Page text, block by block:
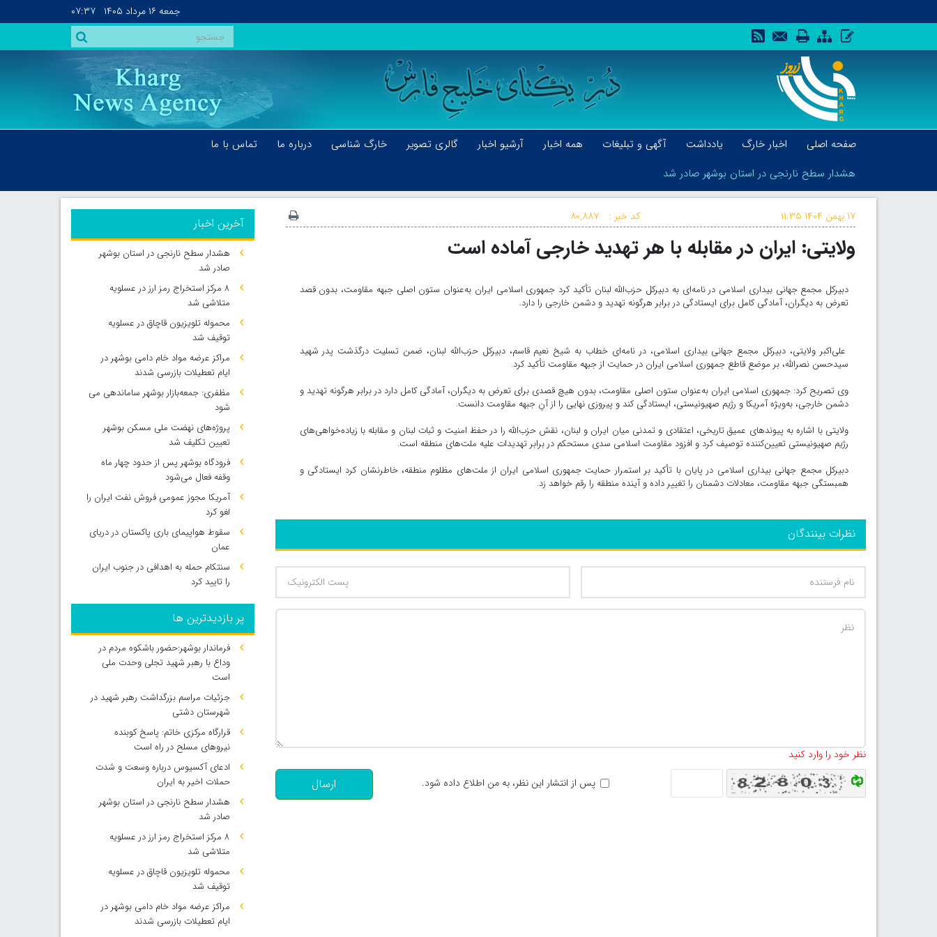
جمعه ۱۶ مرداد ۱۴۰۵ ۰۷:۳۷
صفحه اصلی اخبار خارگ یادداشت آگهی و تبلیغات همه اخبار آرشیو اخبار گالری تصویر خارگ شناسی درباره ما
تماس با ما
هشدار سطح نارنجی در استان بوشهر صادر شد
هشدار سطح نارنجی در استان بوشهر صادر شد
کد خبر : ۸۰,۸۸۷ ۱۷ بهمن ۱۴۰۴ ۱۱:۳۵
ولایتی: ایران در مقابله با هر تهدید خارجی آماده است
دبیرکل مجمع جهانی بیداری اسلامی در نامه‌ای به دبیرکل حزب‌الله لبنان تأکید کرد جمهوری اسلامی ایران به‌عنوان ستون اصلی جبهه مقاومت، بدون قصد
تعرض به دیگران، آمادگی کامل برای ایستادگی در برابر هرگونه تهدید و دشمن خارجی را دارد.
علی‌اکبر ولایتی، دبیرکل مجمع جهانی بیداری اسلامی، در نامه‌ای خطاب به شیخ نعیم قاسم، دبیرکل حزب‌الله لبنان، ضمن تسلیت درگذشت پدر شهید
سیدحسن نصرالله، بر موضع قاطع جمهوری اسلامی ایران در حمایت از جبهه مقاومت تأکید کرد.
وی تصریح کرد: جمهوری اسلامی ایران به‌عنوان ستون اصلی مقاومت، بدون هیچ قصدی برای تعرض به دیگران، آمادگی کامل دارد در برابر هرگونه تهدید و
دشمن خارجی، به‌ویژه آمریکا و رژیم صهیونیستی، ایستادگی کند و پیروزی نهایی را از آنِ جبهه مقاومت دانست.
ولایتی با اشاره به پیوندهای عمیق تاریخی، اعتقادی و تمدنی میان ایران و لبنان، نقش حزب‌الله را در حفظ امنیت و ثبات لبنان و مقابله با زیاده‌خواهی‌های
رژیم صهیونیستی تعیین‌کننده توصیف کرد و افزود مقاومت اسلامی سدی مستحکم در برابر تهدیدات علیه ملت‌های منطقه است.
دبیرکل مجمع جهانی بیداری اسلامی در پایان با تأکید بر استمرار حمایت جمهوری اسلامی ایران از ملت‌های مظلوم منطقه، خاطرنشان کرد ایستادگی و
همبستگی جبهه مقاومت، معادلات دشمنان را تغییر داده و آینده منطقه را رقم خواهد زد.
نظرات بینندگان
نظر خود را وارد کنید
پس از انتشار این نظر، به من اطلاع داده شود.
ارسال
آخرین اخبار
هشدار سطح نارنجی در استان بوشهر
صادر شد
۸ مرکز استخراج رمز ارز در عسلویه
متلاشی شد
محموله تلویزیون قاچاق در عسلویه
توقیف شد
مراکز عرضه مواد خام دامی بوشهر در
ایام تعطیلات بازرسی شدند
مظفری: جمعه‌بازار بوشهر ساماندهی می‌
شود
پروژه‌های نهضت ملی مسکن بوشهر
تعیین تکلیف شد
فرودگاه بوشهر پس از حدود چهار ماه
وقفه فعال می‌شود
آمریکا مجوز عمومی فروش نفت ایران را
لغو کرد
سقوط هواپیمای باری پاکستان در دریای
عمان
سنتکام حمله به اهدافی در جنوب ایران
را تایید کرد
پر بازدیدترین ها
فرماندار بوشهر:حضور باشکوه مردم در
وداع با رهبر شهید تجلی وحدت ملی
است
جزئیات مراسم بزرگداشت رهبر شهید در
شهرستان دشتی
قرارگاه مرکزی خاتم: پاسخ کوبنده
نیروهای مسلح در راه است
ادعای آکسیوس درباره وسعت و شدت
حملات اخیر به ایران
هشدار سطح نارنجی در استان بوشهر
صادر شد
۸ مرکز استخراج رمز ارز در عسلویه
متلاشی شد
محموله تلویزیون قاچاق در عسلویه
توقیف شد
مراکز عرضه مواد خام دامی بوشهر در
ایام تعطیلات بازرسی شدند